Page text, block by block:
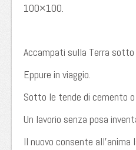
100×100.
Accampati sulla Terra sotto
Eppure in viaggio.
Sotto le tende di cemento
Un lavorio senza posa
Il nuovo consente